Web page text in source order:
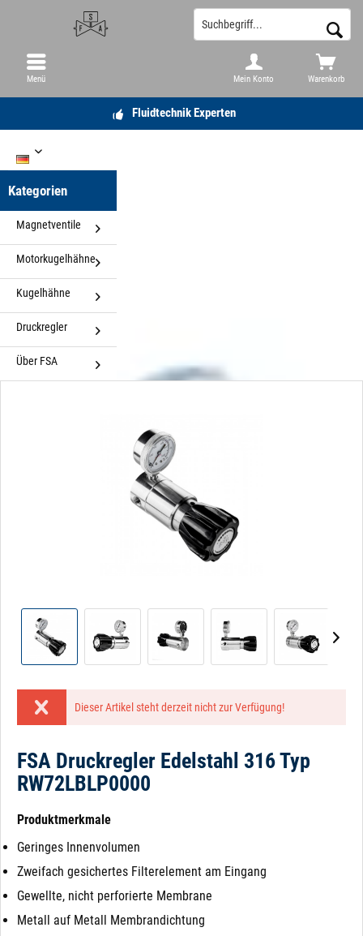
Fluidtechnik Experten
Warenkorb
Mein Konto
Menü
Kategorien
Magnetventile
Motorkugelhähne
Kugelhähne
Druckregler
Über FSA
Dieser Artikel steht derzeit nicht zur Verfügung!
FSA Druckregler Edelstahl 316 Typ
RW72LBLP0000
Produktmerkmale
Geringes Innenvolumen
Zweifach gesichertes Filterelement am Eingang
Gewellte, nicht perforierte Membrane
Metall auf Metall Membrandichtung